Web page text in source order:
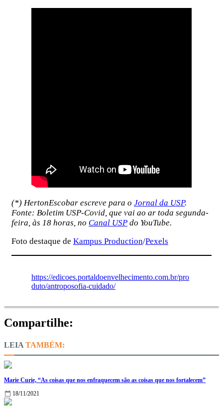
(*) HertonEscobar escreve para o Jornal da USP.
Fonte: Boletim USP-Covid, que vai ao ar toda segunda-
feira, às 18 horas, no Canal USP do YouTube.
Foto destaque de Kampus Production/Pexels
https://edicoes.portaldoenvelhecimento.com.br/pro
duto/antroposofia-cuidado/
Compartilhe:
TAMBÉM:
Marie Curie, “As coisas que nos enfraquecem são as coisas que nos fortalecem”
18/11/2021